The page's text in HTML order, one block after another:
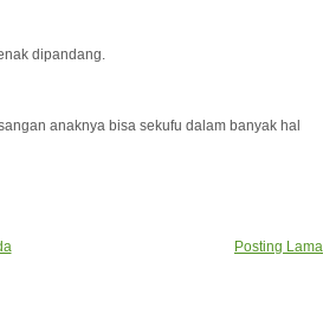
dipandang.
anaknya bisa sekufu dalam banyak hal
Posting Lama